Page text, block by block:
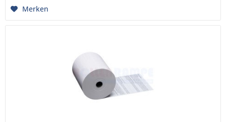
Merken